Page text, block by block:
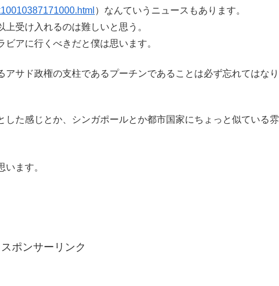
）なんていうニュースもあります。
受け入れるのは難しいと思う。
アに行くべきだと僕は思います。
サド政権の支柱であるプーチンであることは必ず忘れてはなり
た感じとか、シンガポールとか都市国家にちょっと似ている雰
ます。
スポンサーリンク